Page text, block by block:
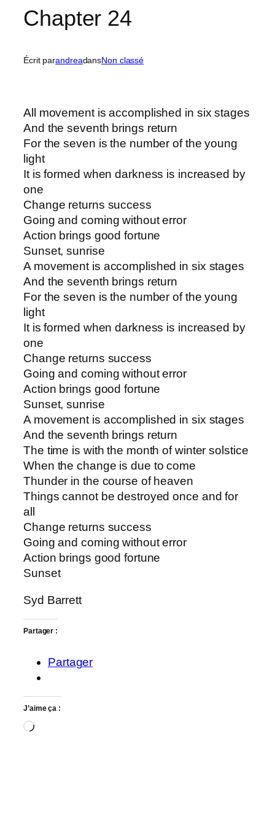
Chapter 24
Écrit parandreadansNon classé
All movement is accomplished in six stages
And the seventh brings return
For the seven is the number of the young
light
It is formed when darkness is increased by
one
Change returns success
Going and coming without error
Action brings good fortune
Sunset, sunrise
A movement is accomplished in six stages
And the seventh brings return
For the seven is the number of the young
light
It is formed when darkness is increased by
one
Change returns success
Going and coming without error
Action brings good fortune
Sunset, sunrise
A movement is accomplished in six stages
And the seventh brings return
The time is with the month of winter solstice
When the change is due to come
Thunder in the course of heaven
Things cannot be destroyed once and for
all
Change returns success
Going and coming without error
Action brings good fortune
Sunset
Syd Barrett
Partager :
Partager
J’aime ça :
Chargement…